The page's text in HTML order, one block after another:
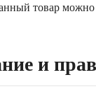
товар можно
и